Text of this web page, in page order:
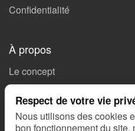
Confidentialité
À propos
Le concept
Ils parlent de nous
Respect de votre vie
Nous utilisons des cookies
bon fonctionnement du site,